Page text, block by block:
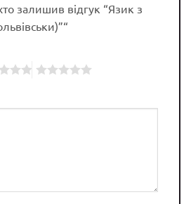
залишив відгук “Язик з